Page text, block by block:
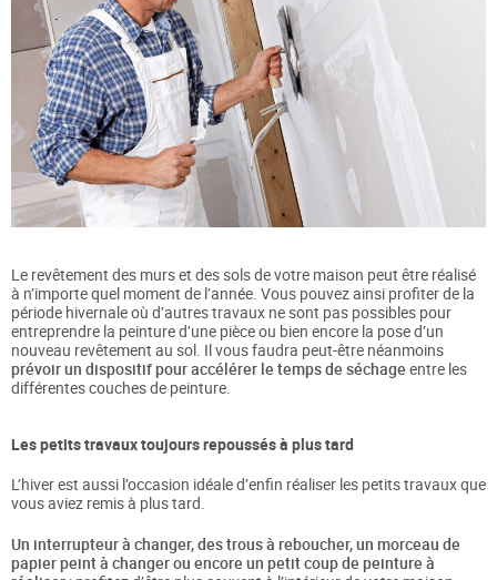
Le revêtement des murs et des sols de votre maison peut être réalisé
à n’importe quel moment de l’année. Vous pouvez ainsi profiter de la
période hivernale où d’autres travaux ne sont pas possibles pour
entreprendre la peinture d’une pièce ou bien encore la pose d’un
nouveau revêtement au sol. Il vous faudra peut-être néanmoins
prévoir un dispositif pour accélérer le temps de séchage entre les
différentes couches de peinture.
Les petits travaux toujours repoussés à plus tard
L’hiver est aussi l’occasion idéale d’enfin réaliser les petits travaux que
vous aviez remis à plus tard.
Un interrupteur à changer, des trous à reboucher, un morceau de
papier peint à changer ou encore un petit coup de peinture à